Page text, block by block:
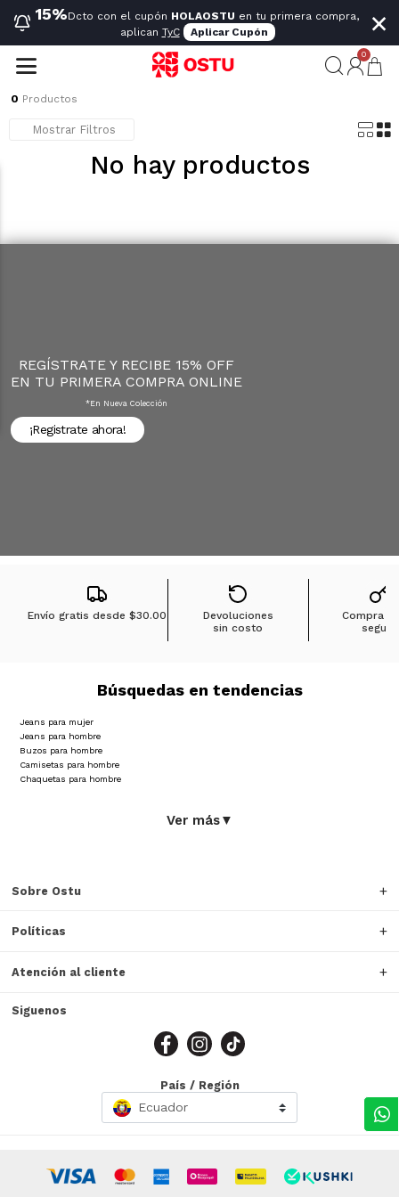
15%Dcto con el cupón HOLAOSTU en tu primera compra,
aplican TyC Aplicar Cupón ×
0
0 Productos
Mostrar Filtros
No hay productos
REGÍSTRATE Y RECIBE 15% OFF
EN TU PRIMERA COMPRA ONLINE
*en Nueva Colección
¡Registrate ahora!
Envío gratis desde$30.00
Devoluciones
sin costo
Compra
segura
Búsquedas en tendencias
Jeans para mujer
Jeans para hombre
Buzos para hombre
Camisetas para hombre
Chaquetas para hombre
Ver más▼
Sobre Ostu
Políticas
Atención al cliente
Siguenos
País / Región
Ecuador